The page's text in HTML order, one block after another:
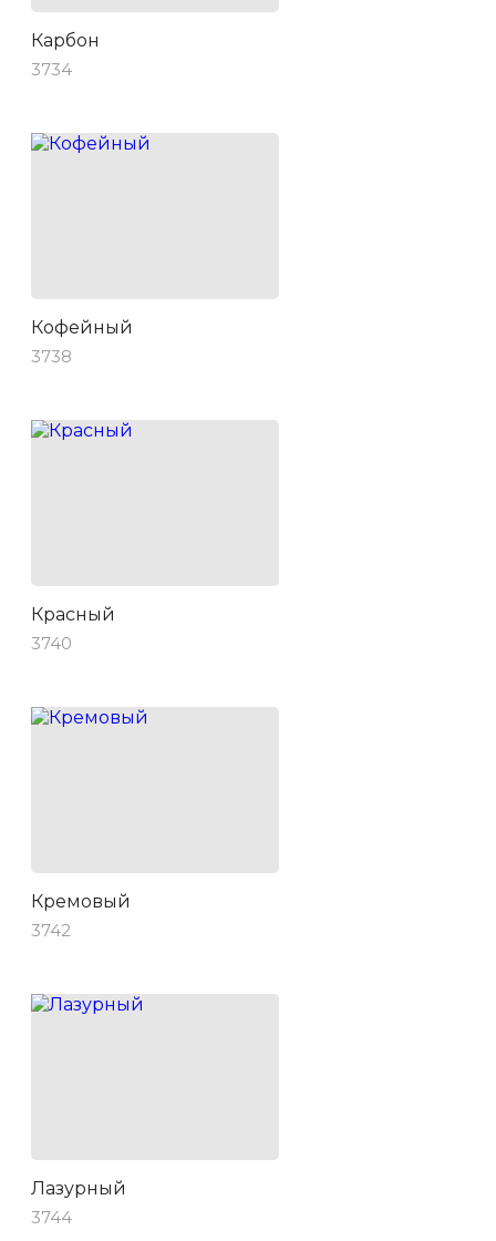
Карбон
3734
Кофейный
3738
Красный
3740
Кремовый
3742
Лазурный
3744